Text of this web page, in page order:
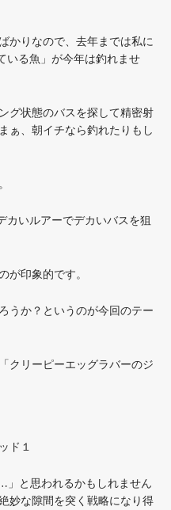
かりなので、去年までは私に
いる魚」が今年は釣れませ
グ状態のバスを探して精密射
ぁ、朝イチなら釣れたりもし
カいルアーでデカいバスを狙
が印象的です。
うか？というのが今回のテー
クリーピーエッグラバーのジ
ド１
」と思われるかもしれません
妙な隙間を突く戦略になり得